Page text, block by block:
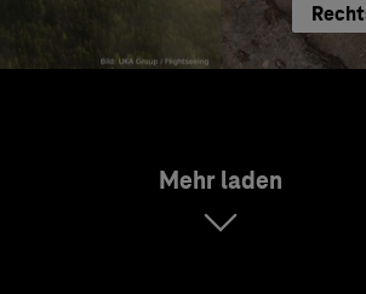
Mehr laden